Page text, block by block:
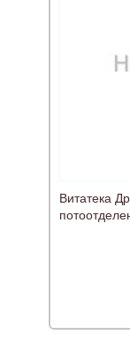
Витатека